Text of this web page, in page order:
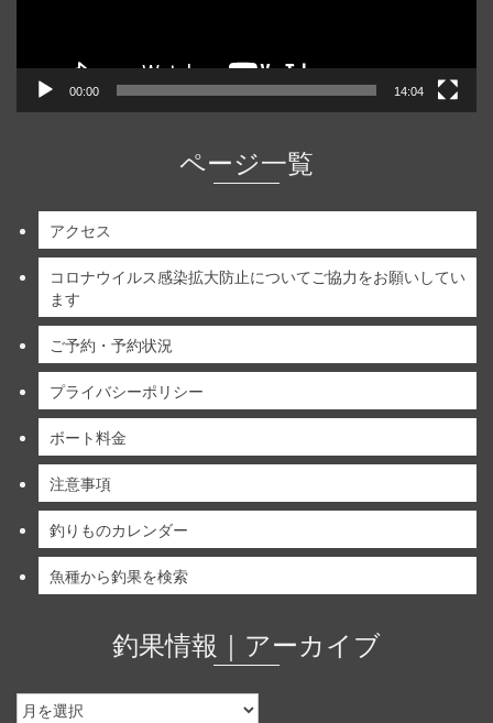
00:00 14:04
ページ一覧
アクセス
コロナウイルス感染拡大防止についてご協力をお願いしてい
ます
ご予約・予約状況
プライバシーポリシー
ボート料金
注意事項
釣りものカレンダー
魚種から釣果を検索
釣果情報｜アーカイブ
釣